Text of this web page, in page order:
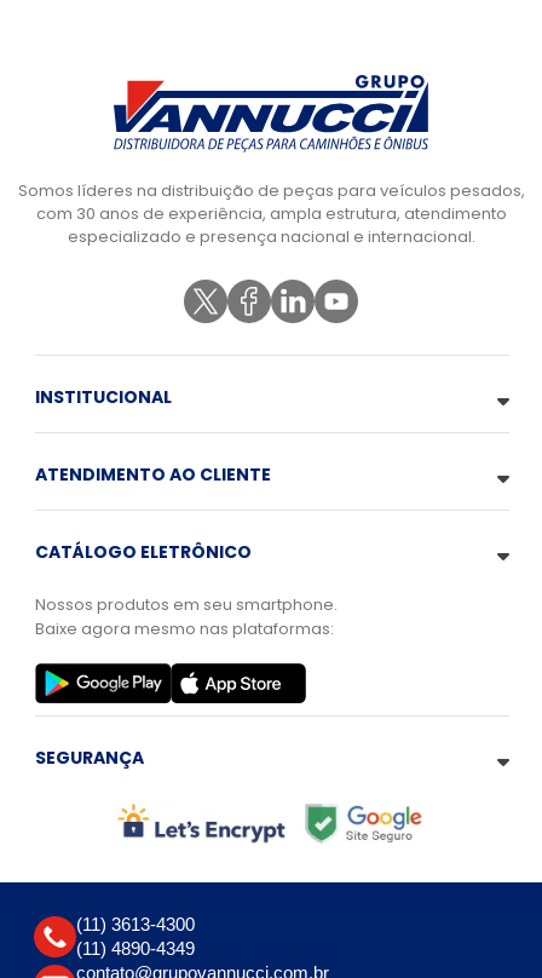
Somos líderes na distribuição de peças para veículos pesados,
com 30 anos de experiência, ampla estrutura, atendimento
especializado e presença nacional e internacional.
INSTITUCIONAL
ATENDIMENTO AO CLIENTE
CATÁLOGO ELETRÔNICO
Nossos produtos em seu smartphone.
Baixe agora mesmo nas plataformas:
SEGURANÇA
(11) 3613-4300
(11) 4890-4349
contato@grupovannucci.com.br